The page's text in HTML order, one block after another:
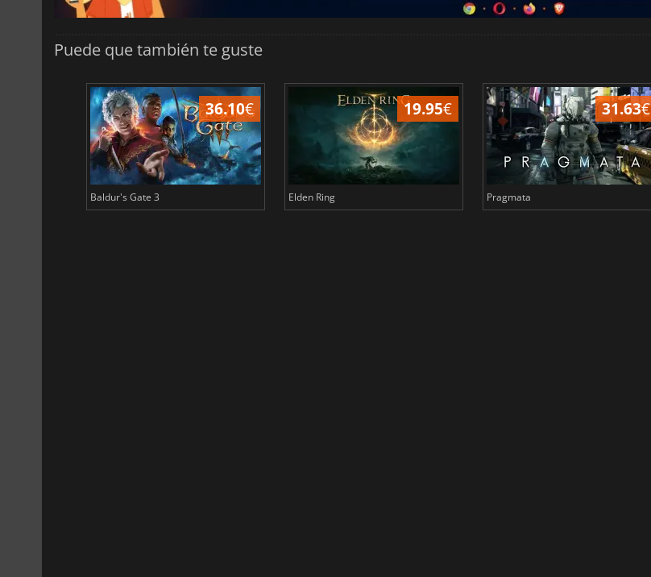
Puede que también te guste
36.10€
Baldur's Gate 3
19.95€
Elden Ring
31.63€
Pragmata